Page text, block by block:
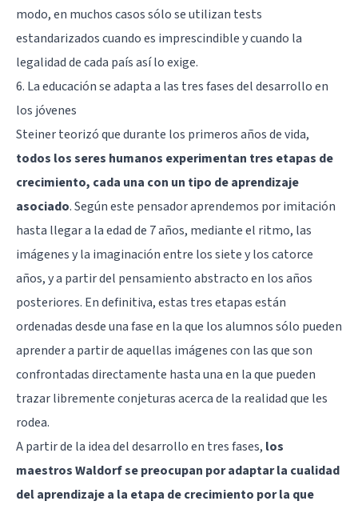
modo, en muchos casos sólo se utilizan tests
estandarizados cuando es imprescindible y cuando la
legalidad de cada país así lo exige.
6. La educación se adapta a las tres fases del desarrollo en
los jóvenes
Steiner teorizó que durante los primeros años de vida,
todos los seres humanos experimentan tres etapas de
crecimiento, cada una con un tipo de aprendizaje
asociado. Según este pensador aprendemos por imitación
hasta llegar a la edad de 7 años, mediante el ritmo, las
imágenes y la imaginación entre los siete y los catorce
años, y a partir del pensamiento abstracto en los años
posteriores. En definitiva, estas tres etapas están
ordenadas desde una fase en la que los alumnos sólo pueden
aprender a partir de aquellas imágenes con las que son
confrontadas directamente hasta una en la que pueden
trazar libremente conjeturas acerca de la realidad que les
rodea.
A partir de la idea del desarrollo en tres fases, los
maestros Waldorf se preocupan por adaptar la cualidad
del aprendizaje a la etapa de crecimiento por la que